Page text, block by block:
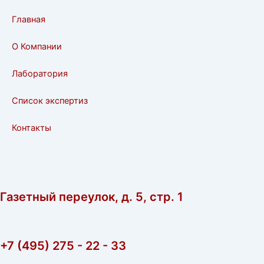
t
s
a
p
e
l
o
e
Главная
О Компании
Лаборатория
Список экспертиз
Контакты
Газетный переулок, д. 5, стр. 1
+7 (495) 275 - 22 - 33